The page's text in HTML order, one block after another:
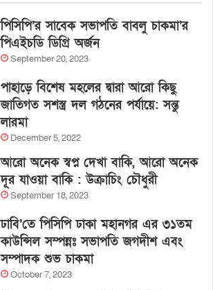
পিসিপি’র সাবেক সভাপতি বাবলু চাকমা’র
পিএইচডি ডিগ্রি অর্জন
September 20, 2023
পাহাড়ে বিশেষ মহলের দ্বারা আরো কিছু
জাতিগত সশস্ত্র দল গঠনের পর্যায়ে: সন্তু
লারমা
December 5, 2022
আরো অনেক স্বপ্ন দেখা বাকি, আরো অনেক
দূর যাওয়া বাকি : উক্রাচিং চৌধুরী
September 18, 2023
ঢাবি’তে পিসিপি ঢাকা মহানগর এর ৩১তম
কাউন্সিল সম্পন্নঃ সভাপতি জগদীশ এবং
সম্পাদক শুভ চাকমা
October 7, 2023